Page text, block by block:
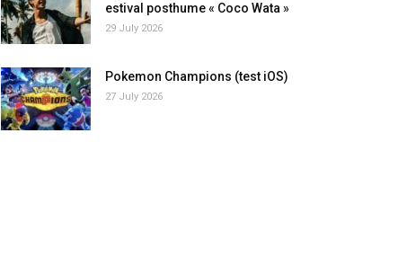
estival posthume « Coco Wata »
29 July 2026
Pokemon Champions (test iOS)
27 July 2026